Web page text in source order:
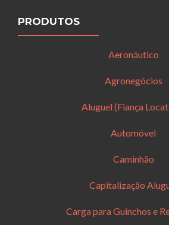
PRODUTOS
Aeronáutico
Agronegócios
Aluguel (Fiança
Automóvel
Caminhão
Capitalização
Carga para Guinchos e